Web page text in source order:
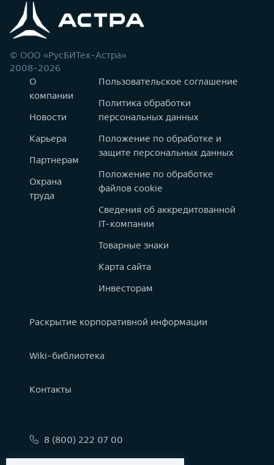
© ООО «РусБИТех-Астра»
2008-2026
О
компании
Новости
Карьера
Партнерам
Охрана
труда
Пользовательское соглашение
Политика обработки
персональных данных
Положение по обработке и
защите персональных данных
Положение по обработке
файлов cookie
Сведения об аккредитованной
IT-компании
Товарные знаки
Карта сайта
Инвесторам
Раскрытие корпоративной информации
Wiki-библиотека
Контакты
8 (800) 222 07 00